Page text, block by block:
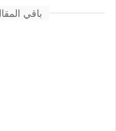
باقي